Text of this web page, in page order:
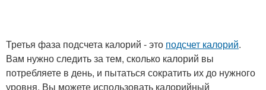
Третья фаза подсчета калорий - это подсчет калорий.
Вам нужно следить за тем, сколько калорий вы
потребляете в день, и пытаться сократить их до нужного
уровня. Вы можете использовать калорийный